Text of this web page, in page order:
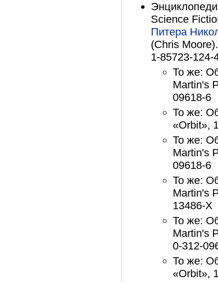
Science
Питера
(Chris
1-85723-124-
То же:
Martin's
09618-6
То же:
«Orbit»,
То же:
Martin's
09618-6
То же:
Martin's
13486-Х
То же:
Martin's
0-312-
То же:
«Orbit»,